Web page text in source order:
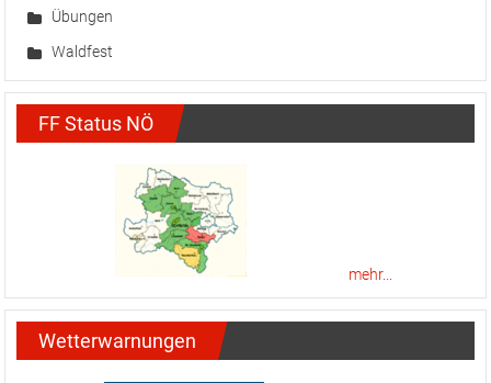
Übungen
Waldfest
FF Status NÖ
mehr...
Wetterwarnungen